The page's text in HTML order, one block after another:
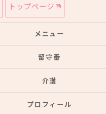
トップページ
メニュー
留守番
介護
プロフィール